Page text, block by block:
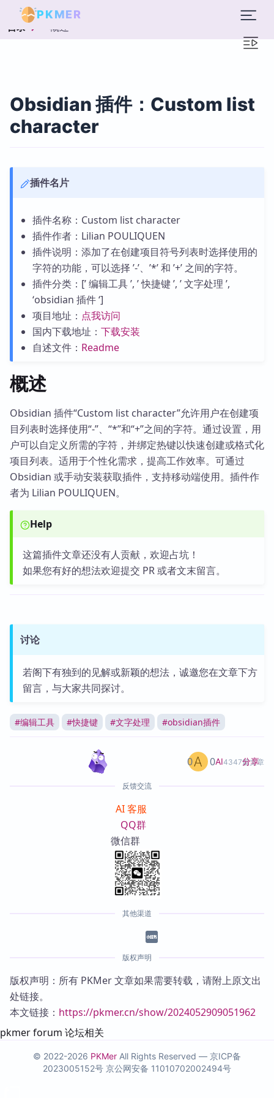
PKMER
目录 概述
Obsidian 插件：Custom list
character
插件名片
插件名称：Custom list character
插件作者：Lilian POULIQUEN
插件说明：添加了在创建项目符号列表时选择使用的
字符的功能，可以选择 ’-’、’*’ 和 ’+’ 之间的字符。
插件分类：[’ 编辑工具 ’, ’ 快捷键 ’, ’ 文字处理 ’,
‘obsidian 插件 ‘]
项目地址： 点我访问
国内下载地址： 下载安装
自述文件： Readme
概述
Obsidian 插件“Custom list character”允许用户在创建项
目列表时选择使用“-”、“*”和“+”之间的字符。通过设置，用
户可以自定义所需的字符，并绑定热键以快速创建或格式化
项目列表。适用于个性化需求，提高工作效率。可通过
Obsidian 或手动安装获取插件，支持移动端使用。插件作
者为 Lilian POULIQUEN。
Help
这篇插件文章还没有人贡献，欢迎占坑！
如果您有好的想法欢迎提交 PR 或者文末留言。
讨论
若阁下有独到的见解或新颖的想法，诚邀您在文章下方
留言，与大家共同探讨。
#编辑工具 #快捷键 #文字处理 #obsidian插件
AI4347篇文章
0 0 分享
反馈交流
AI 客服
QQ群
微信群
其他渠道
版权声明
版权声明：所有 PKMer 文章如果需要转载，请附上原文出
处链接。
本文链接： https://pkmer.cn/show/2024052909051962
pkmer forum 论坛相关
© 2022-2026 PKMer All Rights Reserved — 京ICP备
2023005152号 京公网安备 11010702002494号